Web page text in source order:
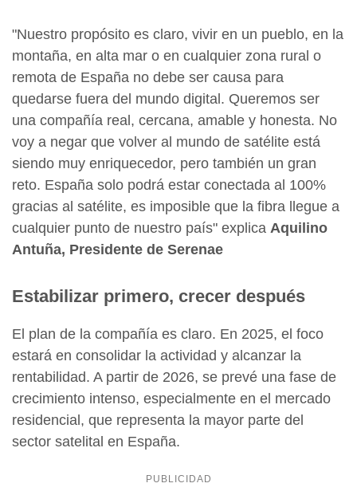
"Nuestro propósito es claro, vivir en un pueblo, en la
montaña, en alta mar o en cualquier zona rural o
remota de España no debe ser causa para
quedarse fuera del mundo digital. Queremos ser
una compañía real, cercana, amable y honesta. No
voy a negar que volver al mundo de satélite está
siendo muy enriquecedor, pero también un gran
reto. España solo podrá estar conectada al 100%
gracias al satélite, es imposible que la fibra llegue a
cualquier punto de nuestro país" explica Aquilino
Antuña, Presidente de Serenae
Estabilizar primero, crecer después
El plan de la compañía es claro. En 2025, el foco
estará en consolidar la actividad y alcanzar la
rentabilidad. A partir de 2026, se prevé una fase de
crecimiento intenso, especialmente en el mercado
residencial, que representa la mayor parte del
sector satelital en España.